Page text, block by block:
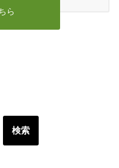
ら
検索